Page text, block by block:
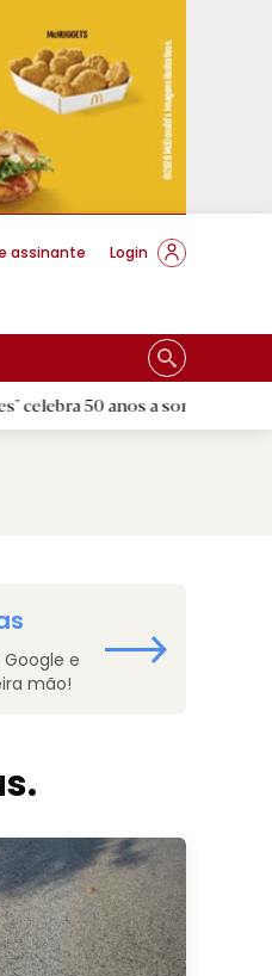
assinante Login
a sonhar com «casa própria»
e
mão!